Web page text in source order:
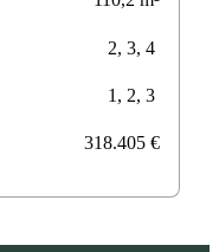
2, 3, 4
1, 2, 3
318.405 €